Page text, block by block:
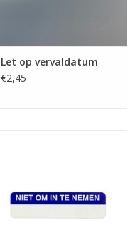
Let op vervaldatum
€2,45